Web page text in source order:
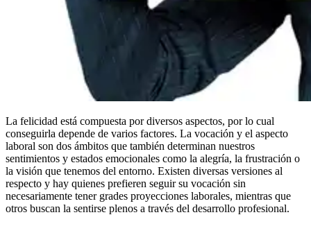
La felicidad está compuesta por diversos aspectos, por lo cual
conseguirla depende de varios factores. La vocación y el aspecto
laboral son dos ámbitos que también determinan nuestros
sentimientos y estados emocionales como la alegría, la frustración o
la visión que tenemos del entorno. Existen diversas versiones al
respecto y hay quienes prefieren seguir su vocación sin
necesariamente tener grades proyecciones laborales, mientras que
otros buscan la sentirse plenos a través del desarrollo profesional.